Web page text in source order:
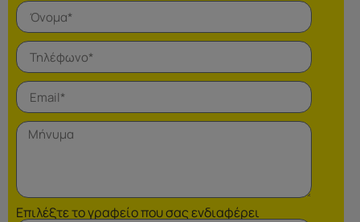
Επιλέξτε το γραφείο που σας ενδιαφέρει